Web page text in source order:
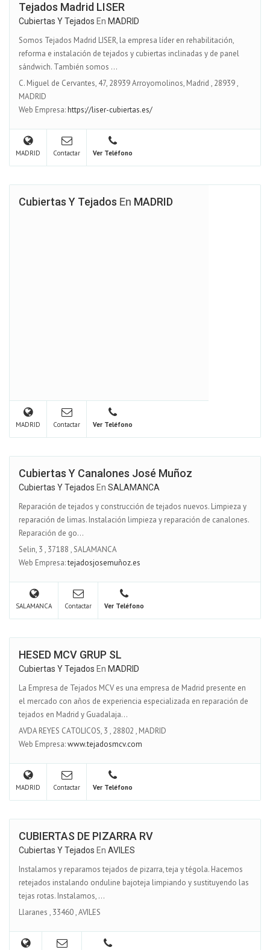
Tejados Madrid LISER
Cubiertas Y Tejados En MADRID
Somos Tejados Madrid LISER, la empresa líder en rehabilitación,
reforma e instalación de tejados y cubiertas inclinadas y de panel
sándwich. También somos ...
C. Miguel de Cervantes, 47, 28939 Arroyomolinos, Madrid , 28939,
MADRID
Web Empresa:https://liser-cubiertas.es/
MADRID Contactar Ver Teléfono
Cubiertas Y Tejados En MADRID
MADRID Contactar Ver Teléfono
Cubiertas Y Canalones José Muñoz
Cubiertas Y Tejados En SALAMANCA
Reparación de tejados y construcción de tejados nuevos. Limpieza y
reparación de limas. Instalación limpieza y reparación de canalones.
Reparación de go...
Selin, 3 , 37188 ,SALAMANCA
Web Empresa:tejadosjosemuñoz.es
SALAMANCA Contactar Ver Teléfono
HESED MCV GRUP SL
Cubiertas Y Tejados En MADRID
La Empresa de Tejados MCV es una empresa de Madrid presente en
el mercado con años de experiencia especializada en reparación de
tejados en Madrid y Guadalaja...
AVDA REYES CATOLICOS, 3 , 28802 , MADRID
Web Empresa:www.tejadosmcv.com
MADRID Contactar Ver Teléfono
CUBIERTAS DE PIZARRA RV
Cubiertas Y Tejados En AVILES
Instalamos y reparamos tejados de pizarra, teja y tégola. Hacemos
retejados instalando onduline bajoteja limpiando y sustituyendo las
tejas rotas. Instalamos, ...
Llaranes , 33460,AVILES